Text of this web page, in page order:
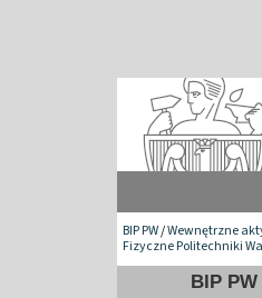
BIP PW/Wewnętrzne
Fizyczne Politechniki
BIP PW